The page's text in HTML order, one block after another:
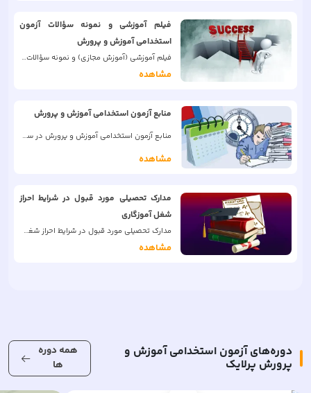
فیلم آموزشی و نمونه سؤالات آزمون
استخدامی آموزش و پرورش
فیلم آموزشی (آموزش مجازی) و نمونه سؤالات آزمون استخدامی آموزش و پرورش
مشاهده
منابع آزمون استخدامی آموزش و پرورش
منابع آزمون استخدامی آموزش و پرورش در سه حیطه عمومی و اختصاصی و تخصصی
مشاهده
مدارک تحصیلی مورد قبول در شرایط احراز
شغل آموزگاری
مدارک تحصیلی مورد قبول در شرایط احراز شغل آموزگاری (کد شغل 33369: آموزگار ابتدايی)
مشاهده
دوره‌هایآزمون استخدامی آموزش و
پرورش پرلایک
همه دوره
ها